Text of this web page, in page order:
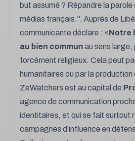
but assumé ? Répandre la parole
médias français.". Auprès de
communicante déclare : «Notre
au bien commun au sens large,
forcément religieux. Cela peut
humanitaires ou par la
ZeWatchers est au capital de
agence de communication
identitaires, et qui se fait surtout
campagnes d’influence en